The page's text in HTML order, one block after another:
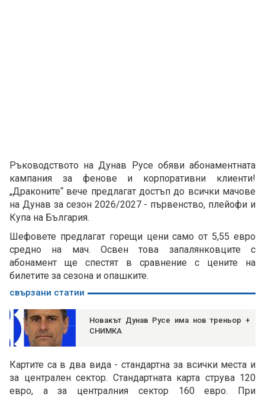
Ръководството на Дунав Русе обяви абонаментната
кампания за фенове и корпоративни клиенти!
„Драконите“ вече предлагат достъп до всички мачове
на Дунав за сезон 2026/2027 - първенство, плейофи и
Купа на България.
Шефовете предлагат горещи цени само от 5,55 евро
средно на мач. Освен това запалянковците с
абонамент ще спестят в сравнение с цените на
билетите за сезона и опашките.
свързани статии
Новакът Дунав Русе има нов треньор +
СНИМКА
Картите са в два вида - стандартна за всички места и
за централен сектор. Стандартната карта струва 120
евро, а за централния сектор 160 евро. При